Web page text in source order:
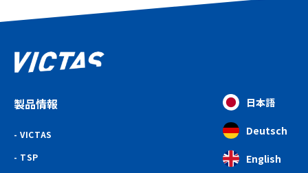
製品情報
VICTAS
TSP
日本語
Deutsch
English